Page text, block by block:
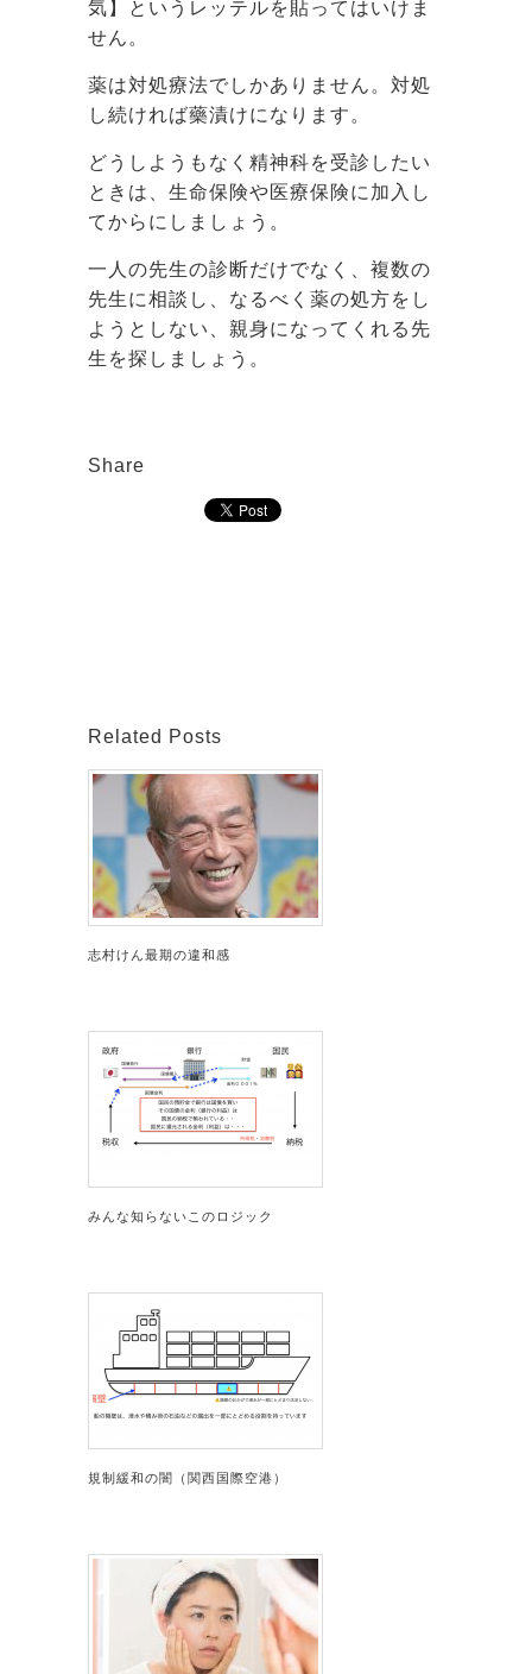
気】というレッテルを貼ってはいけま
せん。
薬は対処療法でしかありません。対処
し続ければ藥漬けになります。
どうしようもなく精神科を受診したい
ときは、生命保険や医療保険に加入し
てからにしましょう。
一人の先生の診断だけでなく、複数の
先生に相談し、なるべく薬の処方をし
ようとしない、親身になってくれる先
生を探しましょう。
Share
Related Posts
志村けん最期の違和感
みんな知らないこのロジック
規制緩和の闇（関西国際空港）